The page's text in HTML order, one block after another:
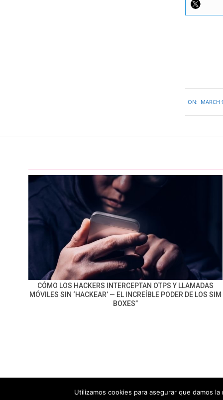
03-
09
ON: MARCH
CÓMO LOS HACKERS INTERCEPTAN OTPS Y LLAMADAS
MÓVILES SIN ‘HACKEAR’ — EL INCREÍBLE PODER DE LOS SIM
BOXES”
Utilizamos cookies para asegurar que damos